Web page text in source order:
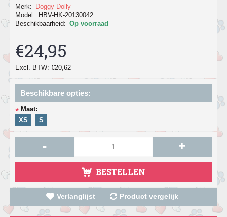
Merk:
Doggy Dolly
Model:
HBV-HK-20130042
Beschikbaarheid: Op voorraad
€24,95
Excl. BTW: €20,62
Beschikbare opties:
* Maat:
XS
S
- +
BESTELLEN
Verlanglijst Product vergelijk